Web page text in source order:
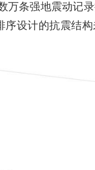
万条强地震动记
设计的抗震结